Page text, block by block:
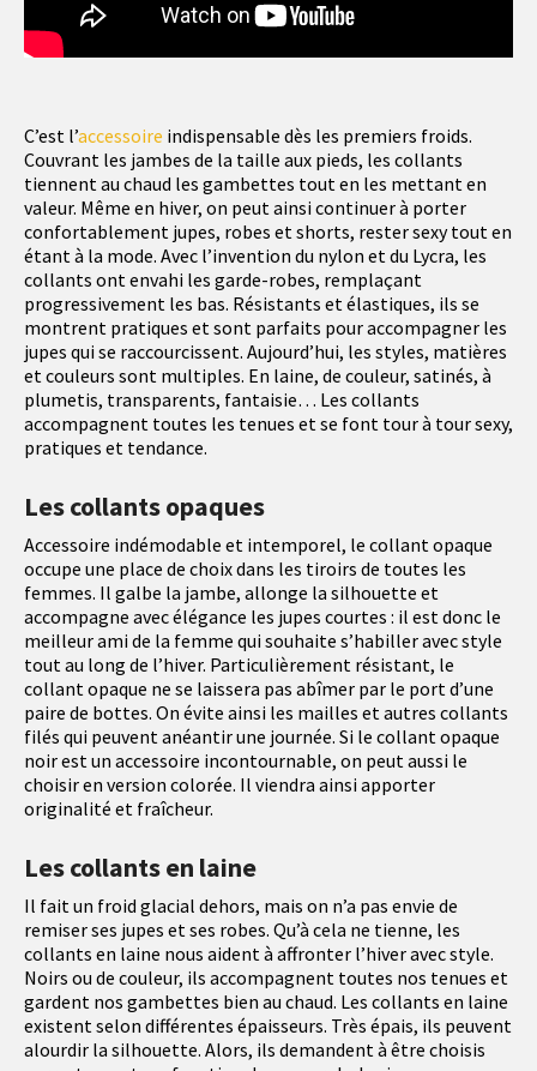
C’est l’accessoire indispensable dès les premiers froids.
Couvrant les jambes de la taille aux pieds, les collants
tiennent au chaud les gambettes tout en les mettant en
valeur. Même en hiver, on peut ainsi continuer à porter
confortablement jupes, robes et shorts, rester sexy tout en
étant à la mode. Avec l’invention du nylon et du Lycra, les
collants ont envahi les garde-robes, remplaçant
progressivement les bas. Résistants et élastiques, ils se
montrent pratiques et sont parfaits pour accompagner les
jupes qui se raccourcissent. Aujourd’hui, les styles, matières
et couleurs sont multiples. En laine, de couleur, satinés, à
plumetis, transparents, fantaisie… Les collants
accompagnent toutes les tenues et se font tour à tour sexy,
pratiques et tendance.
Les collants opaques
Accessoire indémodable et intemporel, le collant opaque
occupe une place de choix dans les tiroirs de toutes les
femmes. Il galbe la jambe, allonge la silhouette et
accompagne avec élégance les jupes courtes : il est donc le
meilleur ami de la femme qui souhaite s’habiller avec style
tout au long de l’hiver. Particulièrement résistant, le
collant opaque ne se laissera pas abîmer par le port d’une
paire de bottes. On évite ainsi les mailles et autres collants
filés qui peuvent anéantir une journée. Si le collant opaque
noir est un accessoire incontournable, on peut aussi le
choisir en version colorée. Il viendra ainsi apporter
originalité et fraîcheur.
Les collants en laine
Il fait un froid glacial dehors, mais on n’a pas envie de
remiser ses jupes et ses robes. Qu’à cela ne tienne, les
collants en laine nous aident à affronter l’hiver avec style.
Noirs ou de couleur, ils accompagnent toutes nos tenues et
gardent nos gambettes bien au chaud. Les collants en laine
existent selon différentes épaisseurs. Très épais, ils peuvent
alourdir la silhouette. Alors, ils demandent à être choisis